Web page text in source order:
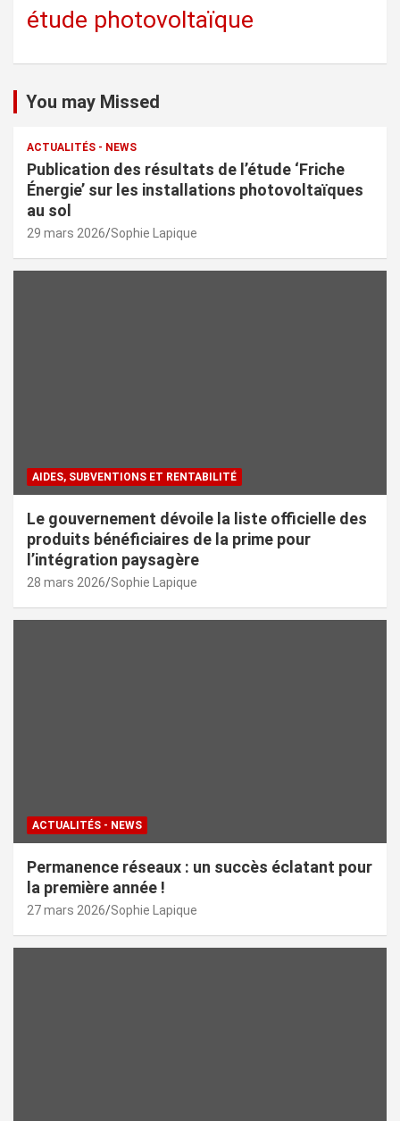
étude photovoltaïque
You may Missed
ACTUALITÉS - NEWS
Publication des résultats de l’étude ‘Friche
Énergie’ sur les installations photovoltaïques
au sol
29 mars 2026 Sophie Lapique
AIDES, SUBVENTIONS ET RENTABILITÉ
Le gouvernement dévoile la liste officielle des
produits bénéficiaires de la prime pour
l’intégration paysagère
28 mars 2026 Sophie Lapique
ACTUALITÉS - NEWS
Permanence réseaux : un succès éclatant pour
la première année !
27 mars 2026 Sophie Lapique